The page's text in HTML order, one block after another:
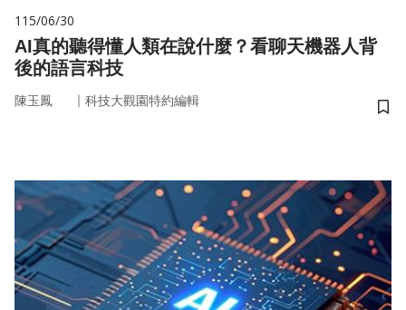
115/06/30
AI真的聽得懂人類在說什麼？看聊天機器人背
後的語言科技
陳玉鳳 ｜ 科技大觀園特約編輯
儲